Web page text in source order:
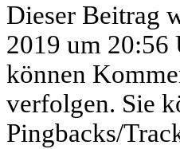
Dieser Beitrag
2019 um
können
verfolgen. Sie
Pingbacks/